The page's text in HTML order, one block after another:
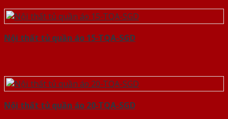
Nội thất tủ quần áo 15-TQA-SGD
Nội thất tủ quần áo 20-TQA-SGD